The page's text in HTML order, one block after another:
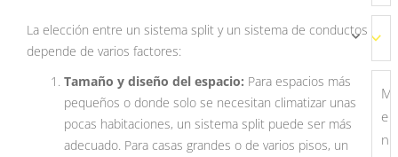
La elección entre un sistema split y un sistema de conductos
depende de varios factores:
Tamaño y diseño del espacio: Para espacios más
pequeños o donde solo se necesitan climatizar unas
pocas habitaciones, un sistema split puede ser más
adecuado. Para casas grandes o de varios pisos, un